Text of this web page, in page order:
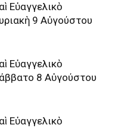
Εὐαγγελικὸ
9 Αὐγούστου
Εὐαγγελικὸ
8 Αὐγούστου
Εὐαγγελικὸ